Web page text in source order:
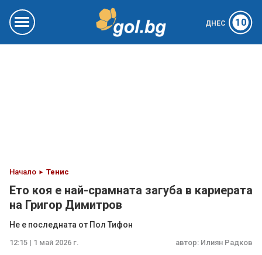
ДНЕС 10
Начало Тенис
Ето коя е най-срамната загуба в кариерата
на Григор Димитров
Не е последната от Пол Тифон
12:15 | 1 май 2026 г. автор: Илиян Радков